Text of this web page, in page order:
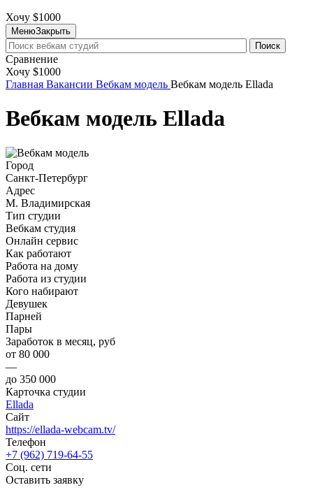
Хочу $1000
МенюЗакрыть
Поиск
Сравнение
Хочу $1000
Главная Вакансии Вебкам модель Вебкам модель Ellada
Вебкам модель Ellada
Город
Санкт-Петербург
Адрес
М. Владимирская
Тип студии
Вебкам студия
Онлайн сервис
Как работают
Работа на дому
Работа из студии
Кого набирают
Девушек
Парней
Пары
Заработок в месяц, руб
от 80 000
—
до 350 000
Карточка студии
Ellada
Сайт
https://ellada-webcam.tv/
Телефон
+7 (962) 719-64-55
Соц. сети
Оставить заявку